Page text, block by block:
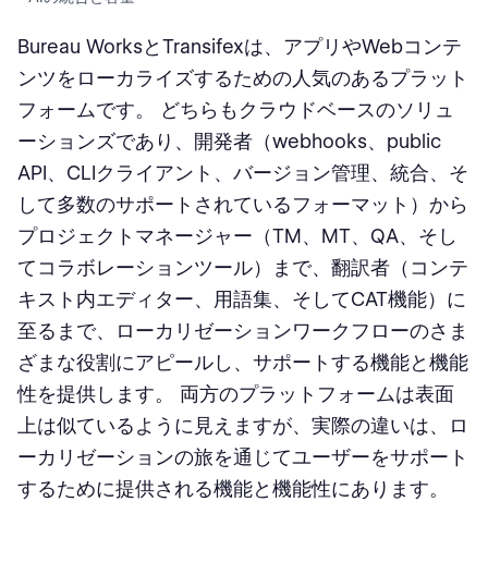
Bureau Works
Transifex
結論
Bureau WorksとTransifexは、アプリやWebコンテ
ンツをローカライズするための人気のあるプラット
フォームです。 どちらもクラウドベースのソリュ
ーションズであり、開発者（webhooks、public
API、CLIクライアント、バージョン管理、統合、そ
して多数のサポートされているフォーマット）から
プロジェクトマネージャー（TM、MT、QA、そし
てコラボレーションツール）まで、翻訳者（コンテ
キスト内エディター、用語集、そしてCAT機能）に
至るまで、ローカリゼーションワークフローのさま
ざまな役割にアピールし、サポートする機能と機能
性を提供します。 両方のプラットフォームは表面
上は似ているように見えますが、実際の違いは、ロ
ーカリゼーションの旅を通じてユーザーをサポート
するために提供される機能と機能性にあります。